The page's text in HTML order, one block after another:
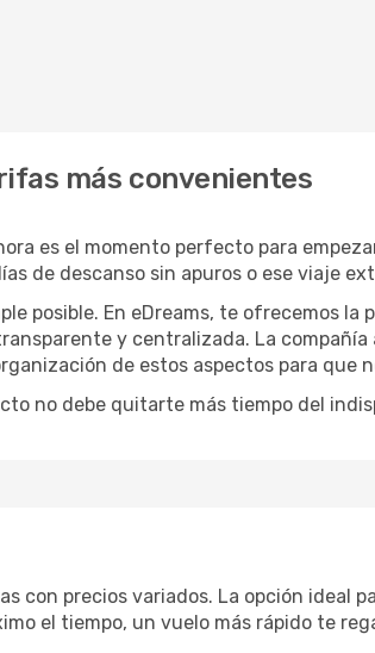
más convenientes
es el momento perfecto para
de descanso sin apuros o ese viaje
posible. En eDreams, te ofrecemos la
y centralizada. La compañía
de estos aspectos para que
no debe quitarte más tiempo del
con precios variados. La opción ideal
el tiempo, un vuelo más rápido te